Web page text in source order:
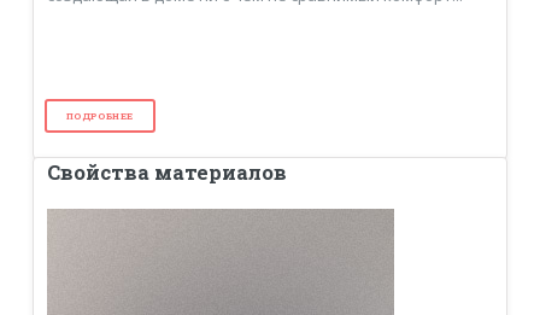
ПОДРОБНЕЕ
Свойства материалов